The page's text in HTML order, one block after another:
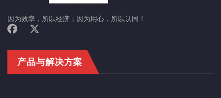
因为效率，所以经济；因为用心，所以认同！
产品与解决方案